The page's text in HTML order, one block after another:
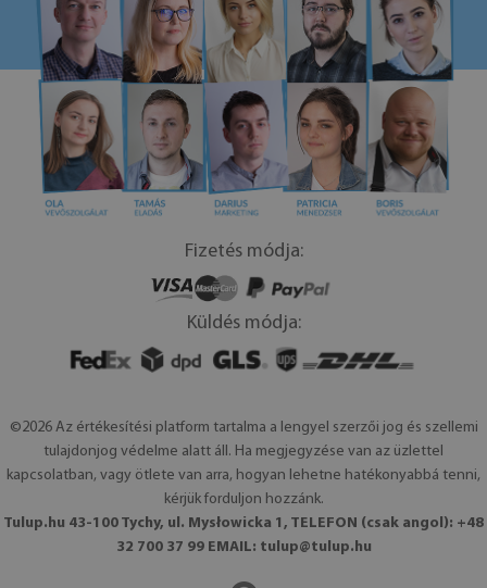
Fizetés módja:
Küldés módja:
©2026 Az értékesítési platform tartalma a lengyel szerzői jog és szellemi
tulajdonjog védelme alatt áll. Ha megjegyzése van az üzlettel
kapcsolatban, vagy ötlete van arra, hogyan lehetne hatékonyabbá tenni,
kérjük forduljon hozzánk.
Tulup.hu 43-100 Tychy, ul. Mysłowicka 1, TELEFON (csak angol): +48
32 700 37 99 EMAIL: tulup@tulup.hu